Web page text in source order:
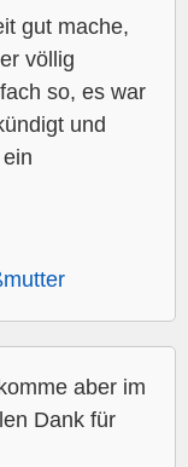
gut mache,
völlig
so, es war
und
aber im
Dank für